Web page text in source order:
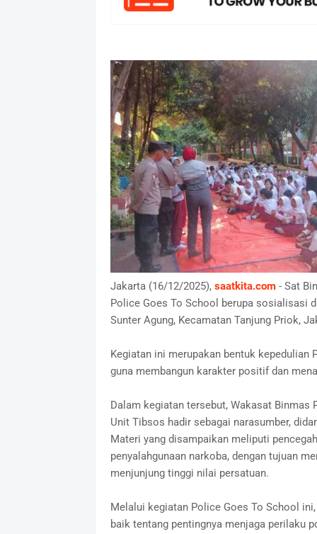
Jakarta (16/12/2025), saatkita.com- Sat
Police Goes To School berupa sosialisasi
Sunter Agung, Kecamatan Tanjung Priok,
Kegiatan ini merupakan bentuk
guna membangun karakter positif dan
Dalam kegiatan tersebut, Wakasat
Unit Tibsos hadir sebagai narasumber,
Materi yang disampaikan meliputi
penyalahgunaan narkoba, dengan tujuan
menjunjung tinggi nilai persatuan.
Melalui kegiatan Police Goes To School
baik tentang pentingnya menjaga perilaku